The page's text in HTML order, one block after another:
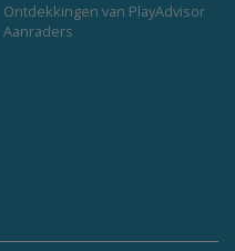
Ontdekkingen van PlayAdvisor
Aanraders